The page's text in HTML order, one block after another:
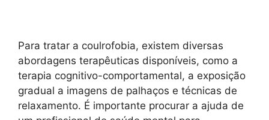
Para tratar a coulrofobia, existem diversas
abordagens terapêuticas disponíveis, como a
terapia cognitivo-comportamental, a exposição
gradual a imagens de palhaços e técnicas de
relaxamento. É importante procurar a ajuda de